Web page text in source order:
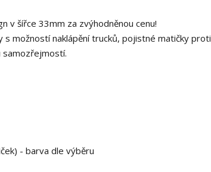
v šířce 33mm za zvýhodněnou cenu!
možností naklápění trucků, pojistné matičky proti
samozřejmostí.
- barva dle výběru